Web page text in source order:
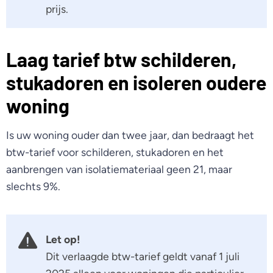
prijs.
Laag tarief btw schilderen,
stukadoren en isoleren oudere
woning
Is uw woning ouder dan twee jaar, dan bedraagt het
btw-tarief voor schilderen, stukadoren en het
aanbrengen van isolatiemateriaal geen 21, maar
slechts 9%.
Let op!
Dit verlaagde btw-tarief geldt vanaf 1 juli